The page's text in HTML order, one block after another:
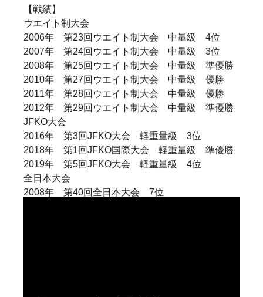
【戦績】
ウエイト制大会
2006年 第23回ウエイト制大会 中量級 4位
2007年 第24回ウエイト制大会 中量級 3位
2008年 第25回ウエイト制大会 中量級 準優勝
2010年 第27回ウエイト制大会 中量級 優勝
2011年 第28回ウエイト制大会 中量級 優勝
2012年 第29回ウエイト制大会 中量級 準優勝
JFKO大会
2016年 第3回JFKO大会 軽重量級 3位
2018年 第1回JFKO国際大会 軽重量級 準優勝
2019年 第5回JFKO大会 軽重量級 4位
全日本大会
2008年 第40回全日本大会 7位